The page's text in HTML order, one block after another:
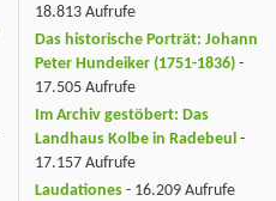
18.813 Aufrufe
Das historische Porträt: Johann
Peter Hundeiker (1751-1836) -
17.505 Aufrufe
Im Archiv gestöbert: Das
Landhaus Kolbe in Radebeul -
17.157 Aufrufe
Laudationes - 16.209 Aufrufe